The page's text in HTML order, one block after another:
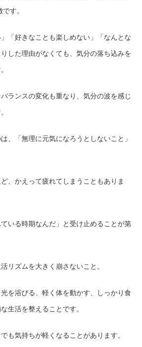
です。
」「好きなことも楽しめない」「なんとな
した理由がなくても、気分の落ち込みを
ランスの変化も重なり、気分の波を感じ
、「無理に元気になろうとしないこと」
、かえって疲れてしまうこともありま
いる時期なんだ」と受け止めることが第
リズムを大きく崩さないこと。
を浴びる、軽く体を動かす、しっかり食
生活を整えることです。
も気持ちが軽くなることがあります。